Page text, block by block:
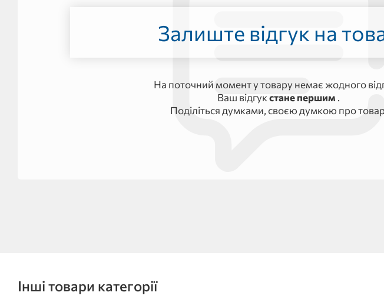
Залиште відгук на
На поточний момент у товару немає жодного
Ваш відгукстане першим .
Поділіться думками, своєю думкою про
Інші товари категорії